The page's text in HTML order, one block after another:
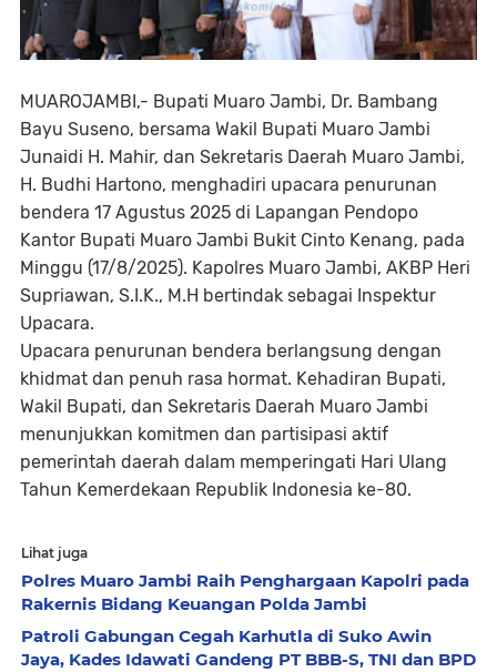
MUAROJAMBI,- Bupati Muaro Jambi, Dr. Bambang
Bayu Suseno, bersama Wakil Bupati Muaro Jambi
Junaidi H. Mahir, dan Sekretaris Daerah Muaro Jambi,
H. Budhi Hartono, menghadiri upacara penurunan
bendera 17 Agustus 2025 di Lapangan Pendopo
Kantor Bupati Muaro Jambi Bukit Cinto Kenang, pada
Minggu (17/8/2025). Kapolres Muaro Jambi, AKBP Heri
Supriawan, S.I.K., M.H bertindak sebagai Inspektur
Upacara.
Upacara penurunan bendera berlangsung dengan
khidmat dan penuh rasa hormat. Kehadiran Bupati,
Wakil Bupati, dan Sekretaris Daerah Muaro Jambi
menunjukkan komitmen dan partisipasi aktif
pemerintah daerah dalam memperingati Hari Ulang
Tahun Kemerdekaan Republik Indonesia ke-80.
Lihat juga
Polres Muaro Jambi Raih Penghargaan Kapolri pada
Rakernis Bidang Keuangan Polda Jambi
Patroli Gabungan Cegah Karhutla di Suko Awin
Jaya, Kades Idawati Gandeng PT BBB-S, TNI dan BPD